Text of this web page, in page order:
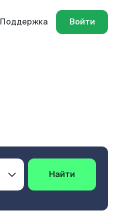
Поддержка Войти
Найти